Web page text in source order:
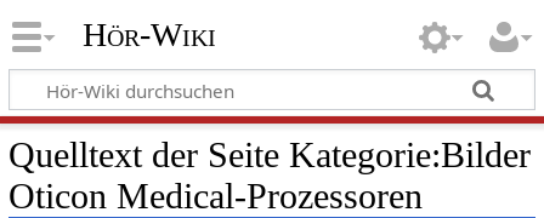
Hör-Wiki
Quelltext der Seite Kategorie:Bilder
Oticon Medical-Prozessoren